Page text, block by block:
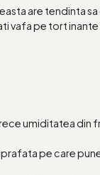
are tendinta
vafa pe tort
umiditatea din
pe care